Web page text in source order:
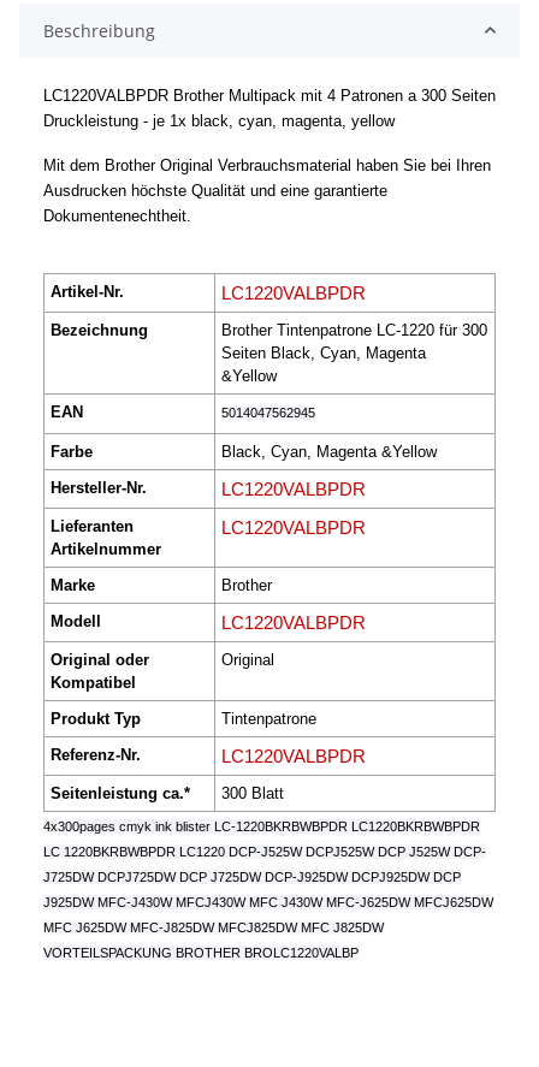
Beschreibung
LC1220VALBPDR Brother Multipack mit 4 Patronen a 300 Seiten
Druckleistung - je 1x black, cyan, magenta, yellow
Mit dem Brother Original Verbrauchsmaterial haben Sie bei Ihren
Ausdrucken höchste Qualität und eine garantierte
Dokumentenechtheit.
Artikel-Nr. LC1220VALBPDR
Bezeichnung
Brother Tintenpatrone LC-1220 für 300
Seiten Black, Cyan, Magenta
&Yellow
EAN
5014047562945
Farbe
Black, Cyan, Magenta &Yellow
Hersteller-Nr.
LC1220VALBPDR
Lieferanten
Artikelnummer
LC1220VALBPDR
Marke
Brother
Modell
LC1220VALBPDR
Original oder
Kompatibel
Original
Produkt Typ
Tintenpatrone
Referenz-Nr.
LC1220VALBPDR
Seitenleistung ca.* 300 Blatt
4x300pages cmyk ink blister LC-1220BKRBWBPDR LC1220BKRBWBPDR
LC 1220BKRBWBPDR LC1220 DCP-J525W DCPJ525W DCP J525W DCP-
J725DW DCPJ725DW DCP J725DW DCP-J925DW DCPJ925DW DCP
J925DW MFC-J430W MFCJ430W MFC J430W MFC-J625DW MFCJ625DW
MFC J625DW MFC-J825DW MFCJ825DW MFC J825DW
VORTEILSPACKUNG BROTHER BROLC1220VALBP